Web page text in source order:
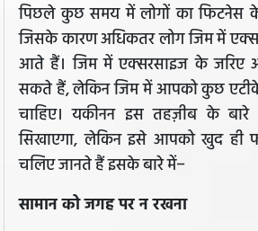
पिछले कुछ समय में लोगों का फिटनेस
जिसके कारण अधिकतर लोग जिम में
आते हैं। जिम में एक्सरसाइज के जरिए
सकते हैं, लेकिन जिम में आपको कुछ
चाहिए। यकीनन इस तहज़ीब के
सिखाएगा, लेकिन इसे आपको खुद ही
चलिए जानते हैं इसके बारे में−
सामान को जगह पर न रखना